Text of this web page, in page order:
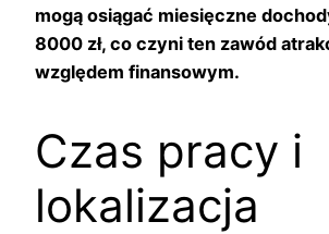
mogą osiągać miesięczne
8000 zł, co czyni ten zawód
względem finansowym.
Czas pracy i
lokalizacja